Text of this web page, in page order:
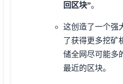
回区块”。
这创造了一个强
了获得更多挖矿
储全网尽可能多
最近的区块。